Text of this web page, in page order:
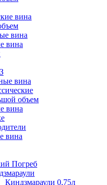
вина
вина
вина
вина
объем
вина
вина
Погреб
Киндзмараули 0,75л